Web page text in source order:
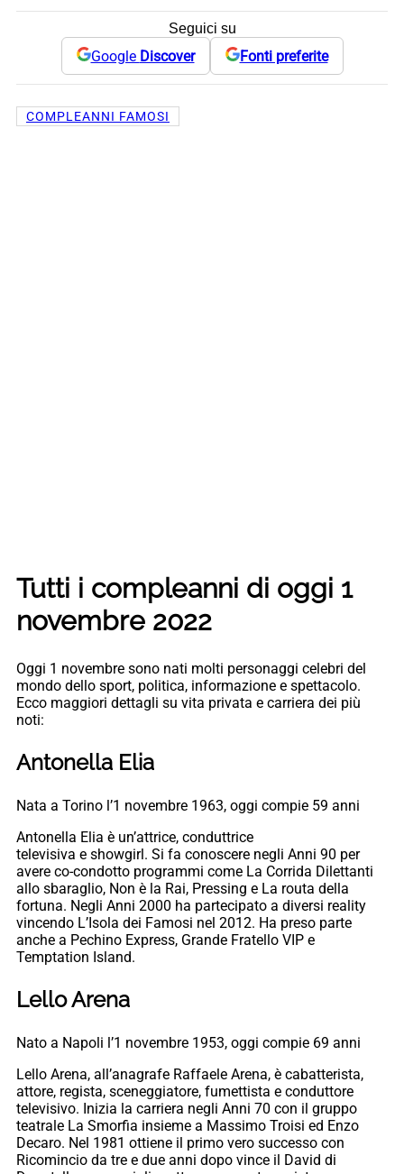
Seguici su
Google Discover Fonti preferite
COMPLEANNI FAMOSI
Tutti i compleanni di oggi 1
novembre 2022
Oggi 1 novembre sono nati molti personaggi celebri del
mondo dello sport, politica, informazione e spettacolo.
Ecco maggiori dettagli su vita privata e carriera dei più
noti:
Antonella Elia
Nata a Torino l’1 novembre 1963, oggi compie 59 anni
Antonella Elia è un’attrice, conduttrice
televisiva e showgirl. Si fa conoscere negli Anni 90 per
avere co-condotto programmi come La Corrida Dilettanti
allo sbaraglio, Non è la Rai, Pressing e La routa della
fortuna. Negli Anni 2000 ha partecipato a diversi reality
vincendo L’Isola dei Famosi nel 2012. Ha preso parte
anche a Pechino Express, Grande Fratello VIP e
Temptation Island.
Lello Arena
Nato a Napoli l’1 novembre 1953, oggi compie 69 anni
Lello Arena, all’anagrafe Raffaele Arena, è cabatterista,
attore, regista, sceneggiatore, fumettista e conduttore
televisivo. Inizia la carriera negli Anni 70 con il gruppo
teatrale La Smorfia insieme a Massimo Troisi ed Enzo
Decaro. Nel 1981 ottiene il primo vero successo con
Ricomincio da tre e due anni dopo vince il David di